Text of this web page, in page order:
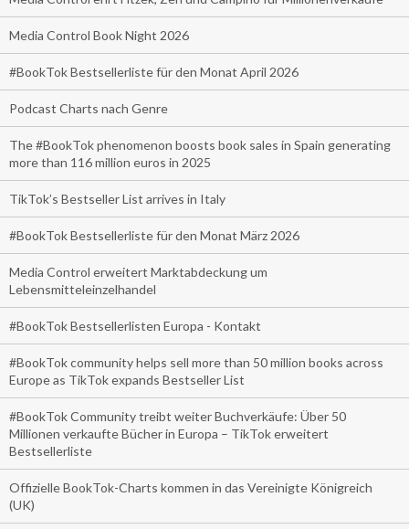
Media Control Book Night 2026
#BookTok Bestsellerliste für den Monat April 2026
Podcast Charts nach Genre
The #BookTok phenomenon boosts book sales in Spain generating
more than 116 million euros in 2025
TikTok’s Bestseller List arrives in Italy
#BookTok Bestsellerliste für den Monat März 2026
Media Control erweitert Marktabdeckung um
Lebensmitteleinzelhandel
#BookTok Bestsellerlisten Europa - Kontakt
#BookTok community helps sell more than 50 million books across
Europe as TikTok expands Bestseller List
#BookTok Community treibt weiter Buchverkäufe: Über 50
Millionen verkaufte Bücher in Europa – TikTok erweitert
Bestsellerliste
Offizielle BookTok-Charts kommen in das Vereinigte Königreich
(UK)